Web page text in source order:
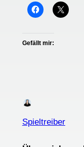
Gefällt mir:
Spieltreiber